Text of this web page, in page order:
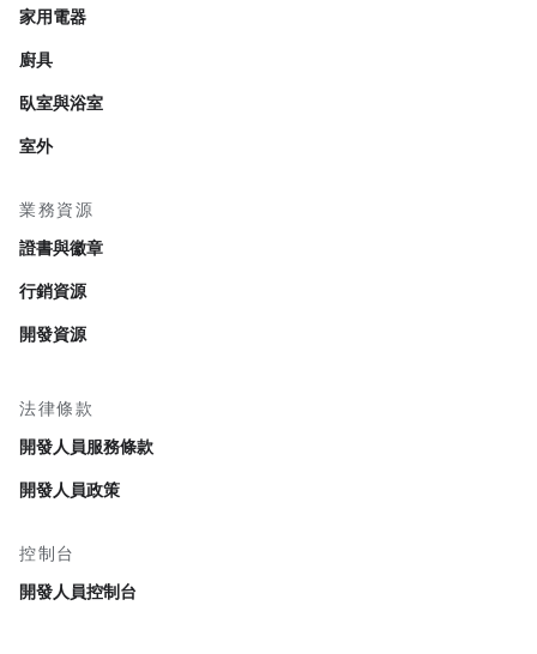
家用電器
廚具
臥室與浴室
室外
業務資源
證書與徽章
行銷資源
開發資源
法律條款
開發人員服務條款
開發人員政策
控制台
開發人員控制台